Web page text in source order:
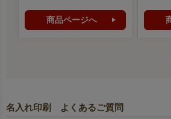
商品ページへ
名入れ印刷 よくあるご質問